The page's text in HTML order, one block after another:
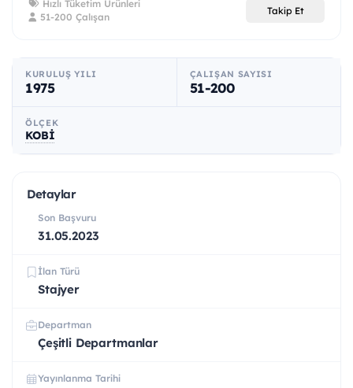
Hızlı Tüketim Ürünleri
51-200 Çalışan
Takip Et
KURULUŞ YILI
1975
ÇALIŞAN SAYISI
51-200
ÖLÇEK
KOBİ
Detaylar
Son Başvuru
31.05.2023
İlan Türü
Stajyer
Departman
Çeşitli Departmanlar
Yayınlanma Tarihi